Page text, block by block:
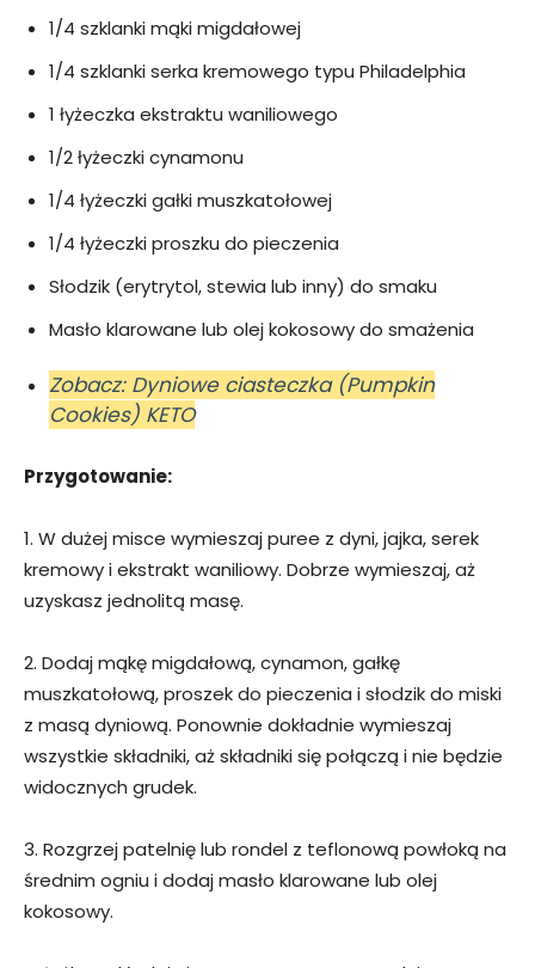
1/4 szklanki mąki migdałowej
1/4 szklanki serka kremowego typu Philadelphia
1 łyżeczka ekstraktu waniliowego
1/2 łyżeczki cynamonu
1/4 łyżeczki gałki muszkatołowej
1/4 łyżeczki proszku do pieczenia
Słodzik (erytrytol, stewia lub inny) do smaku
Masło klarowane lub olej kokosowy do smażenia
Zobacz: Dyniowe ciasteczka (Pumpkin
Cookies) KETO
Przygotowanie:
1. W dużej misce wymieszaj puree z dyni, jajka, serek
kremowy i ekstrakt waniliowy. Dobrze wymieszaj, aż
uzyskasz jednolitą masę.
2. Dodaj mąkę migdałową, cynamon, gałkę
muszkatołową, proszek do pieczenia i słodzik do miski
z masą dyniową. Ponownie dokładnie wymieszaj
wszystkie składniki, aż składniki się połączą i nie będzie
widocznych grudek.
3. Rozgrzej patelnię lub rondel z teflonową powłoką na
średnim ogniu i dodaj masło klarowane lub olej
kokosowy.